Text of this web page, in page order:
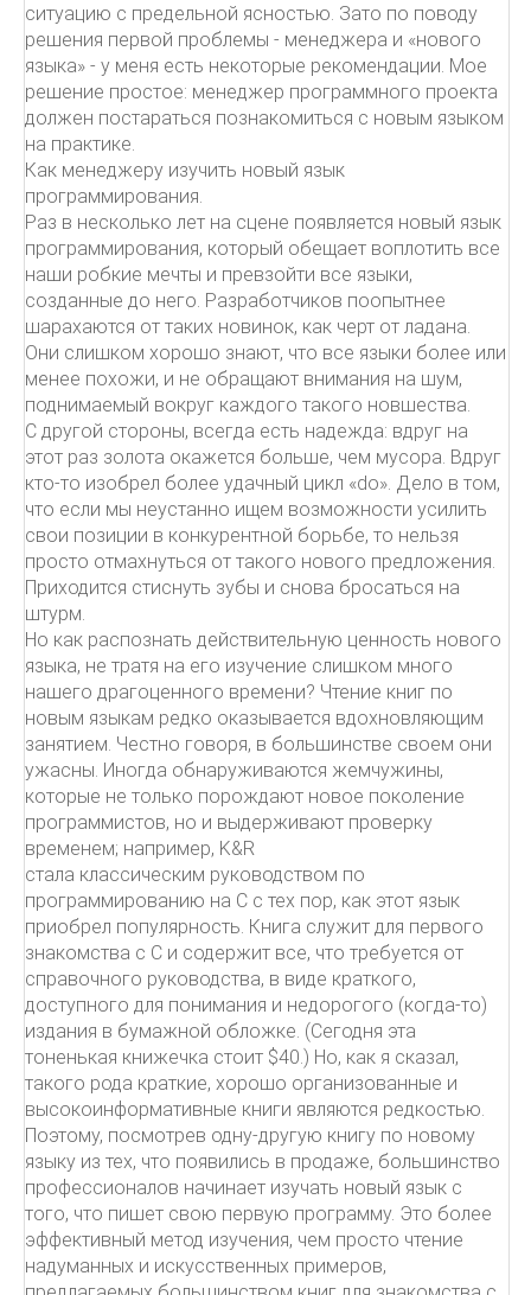
ситуацию с предельной ясностью. Зато по поводу
решения первой проблемы - менеджера и «нового
языка» - у меня есть некоторые рекомендации. Мое
решение простое: менеджер программного проекта
должен постараться познакомиться с новым языком
на практике.
Как менеджеру изучить новый язык
программирования.
Раз в несколько лет на сцене появляется новый язык
программирования, который обещает воплотить все
наши робкие мечты и превзойти все языки,
созданные до него. Разработчиков поопытнее
шарахаются от таких новинок, как черт от ладана.
Они слишком хорошо знают, что все языки более или
менее похожи, и не обращают внимания на шум,
поднимаемый вокруг каждого такого новшества.
С другой стороны, всегда есть надежда: вдруг на
этот раз золота окажется больше, чем мусора. Вдруг
кто-то изобрел более удачный цикл «do». Дело в том,
что если мы неустанно ищем возможности усилить
свои позиции в конкурентной борьбе, то нельзя
просто отмахнуться от такого нового предложения.
Приходится стиснуть зубы и снова бросаться на
штурм.
Но как распознать действительную ценность нового
языка, не тратя на его изучение слишком много
нашего драгоценного времени? Чтение книг по
новым языкам редко оказывается вдохновляющим
занятием. Честно говоря, в большинстве своем они
ужасны. Иногда обнаруживаются жемчужины,
которые не только порождают новое поколение
программистов, но и выдерживают проверку
временем; например, K&R
стала классическим руководством по
программированию на C с тех пор, как этот язык
приобрел популярность. Книга служит для первого
знакомства с C и содержит все, что требуется от
справочного руководства, в виде краткого,
доступного для понимания и недорогого (когда-то)
издания в бумажной обложке. (Сегодня эта
тоненькая книжечка стоит $40.) Но, как я сказал,
такого рода краткие, хорошо организованные и
высокоинформативные книги являются редкостью.
Поэтому, посмотрев одну-другую книгу по новому
языку из тех, что появились в продаже, большинство
профессионалов начинает изучать новый язык с
того, что пишет свою первую программу. Это более
эффективный метод изучения, чем просто чтение
надуманных и искусственных примеров,